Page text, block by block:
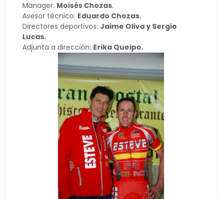
Manager: Moisés Chozas.
Asesor técnico: Eduardo Chozas.
Directores deportivos: Jaime Oliva y Sergio
Lucas.
Adjunta a dirección: Erika Queipo.